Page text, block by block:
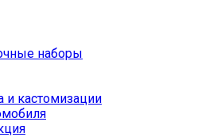
наборы
и кастомизации